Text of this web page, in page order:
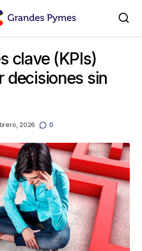
clave (KPIs)
decisiones sin
2026 0